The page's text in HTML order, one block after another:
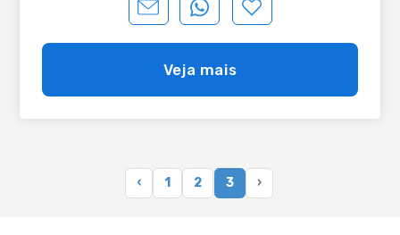
infraestrutura de luxo sem precedentes em Gramado.
Sendo apenas 2 apartamentos por andar totalizando 9
unidades de 4 suítes, acabamentos e layouts internos
personalizáveis, automação, são 312m² de área privativa
finamente mobiliado e equipado. Cobertura composta
por: - 04 suítes, sendo uma máster com hidro; - Hall de
cozinha; - Cozinha americana; - Área de serviço; -
Calefação instalada; - Ar central; - Água quente
Veja mais
‹ 1 2 3 ›